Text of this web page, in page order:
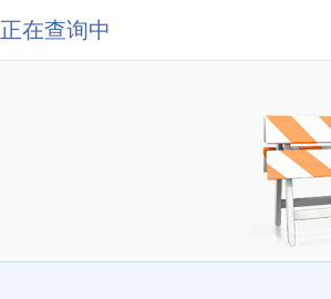
正在查询中